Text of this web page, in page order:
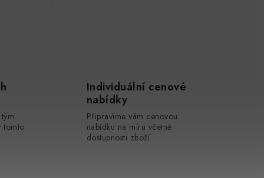
tomto
Individuální cenové
nabídky
Připravíme vám cenovou
nabídku na míru včetně
dostupnosti zboží.